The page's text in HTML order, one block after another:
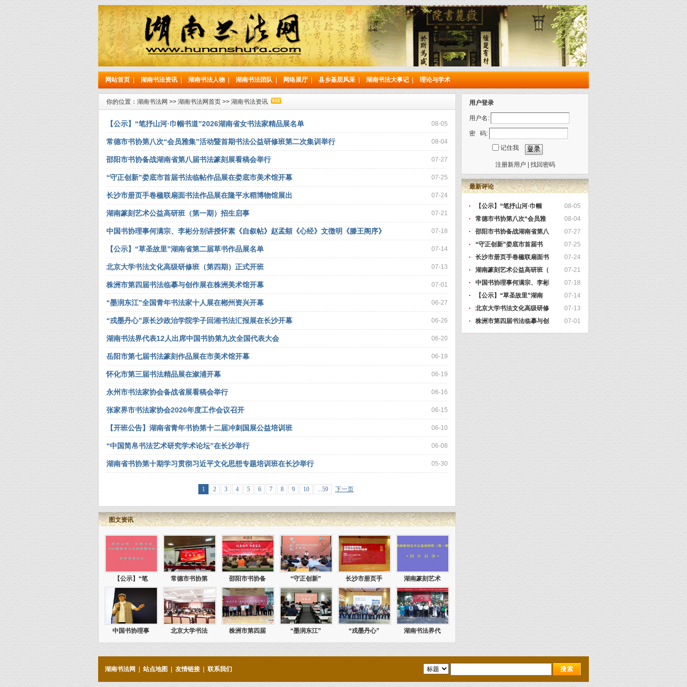
网站首页 湖南书法资讯 湖南书法人物 湖南书法团队 网络展厅 县乡基层风采 湖南书法大事记 理论与学术
你的位置： 湖南书法网 >> 湖南书法网首页 >> 湖南书法资讯
08-05
【公示】“笔抒山河·巾帼书道”2026湖南省女书法家精品展名单
08-04
常德市书协第八次“会员雅集”活动暨首期书法公益研修班第二次集训举行
07-27
邵阳市书协备战湖南省第八届书法篆刻展看稿会举行
07-25
“守正创新”娄底市首届书法临帖作品展在娄底市美术馆开幕
07-24
长沙市册页手卷楹联扇面书法作品展在隆平水稻博物馆展出
07-21
湖南篆刻艺术公益高研班（第一期）招生启事
07-18
中国书协理事何满宗、李彬分别讲授怀素《自叙帖》赵孟頫《心经》文徴明《滕王阁序》
07-14
【公示】“草圣故里”湖南省第二届草书作品展名单
07-13
北京大学书法文化高级研修班（第四期）正式开班
07-01
株洲市第四届书法临摹与创作展在株洲美术馆开幕
06-27
“墨润东江”全国青年书法家十人展在郴州资兴开幕
06-26
“戎墨丹心”原长沙政治学院学子回湘书法汇报展在长沙开幕
06-20
湖南书法界代表12人出席中国书协第九次全国代表大会
06-19
岳阳市第七届书法篆刻作品展在市美术馆开幕
06-19
怀化市第三届书法精品展在溆浦开幕
06-16
永州市书法家协会备战省展看稿会举行
06-15
张家界市书法家协会2026年度工作会议召开
06-10
【开班公告】湖南省青年书协第十二届冲刺国展公益培训班
06-08
“中国简帛书法艺术研究学术论坛”在长沙举行
05-30
湖南省书协第十期学习贯彻习近平文化思想专题培训班在长沙举行
1 2 3 4 5 6 7 8 9 10 ...59 下一页
图文资讯
【公示】“笔 常德市书协第 邵阳市书协备 “守正创新” 长沙市册页手 湖南篆刻艺术
中国书协理事 北京大学书法 株洲市第四届 “墨润东江” “戎墨丹心” 湖南书法界代
用户登录
用户名:
密 码:
记住我
注册新用户 找回密码
最新评论
08-05
【公示】“笔抒山河·巾帼
08-04
常德市书协第八次“会员雅
07-27
邵阳市书协备战湖南省第八
07-25
“守正创新”娄底市首届书
07-24
长沙市册页手卷楹联扇面书
07-21
湖南篆刻艺术公益高研班（
07-18
中国书协理事何满宗、李彬
07-14
【公示】“草圣故里”湖南
07-13
北京大学书法文化高级研修
07-01
株洲市第四届书法临摹与创
湖南书法网 站点地图 友情链接 联系我们